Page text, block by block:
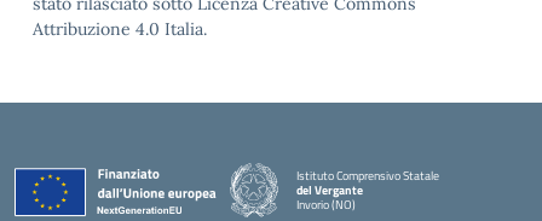
Attribuzione 4.0 Italia.
Istituto Comprensivo Statale
del Vergante
Invorio (NO)